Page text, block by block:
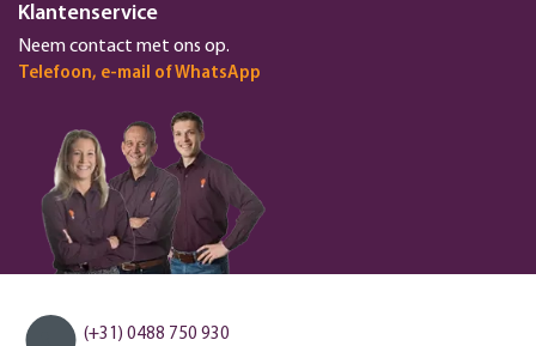
Klantenservice
Neem contact met ons op.
Telefoon, e-mail of WhatsApp
(+31) 0488 750 930